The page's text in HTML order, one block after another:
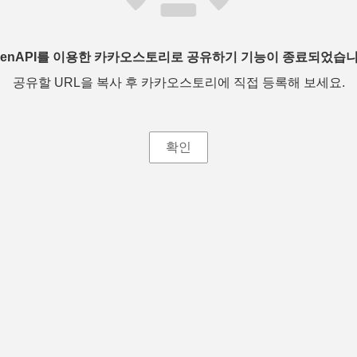
를 이용한 카카오스토리로 공유하기 기능이 종료되었습
공유할 URL을 복사 후 카카오스토리에 직접 등록해 보세요.
확인